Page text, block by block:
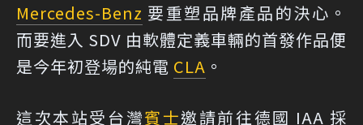
Mercedes-Benz 要重塑品牌產品的決心。
而要進入 SDV 由軟體定義車輛的首發作品便
是今年初登場的純電 CLA 。
這次本站受台灣賓士邀請前往德國 IAA 採